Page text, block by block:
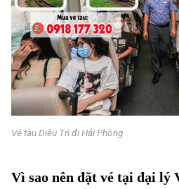
Vé tàu Diêu Trì đi Hải Phòng
Vì sao nên đặt vé tại đại lý